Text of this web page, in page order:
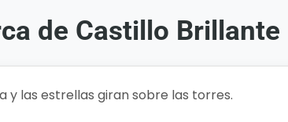
de Castillo Brillante
y las estrellas giran sobre las torres.